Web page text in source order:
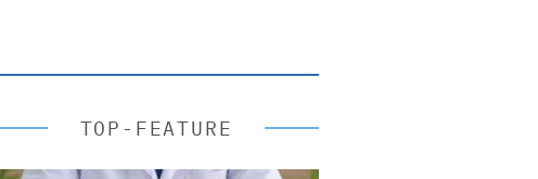
TOP-FEATURE